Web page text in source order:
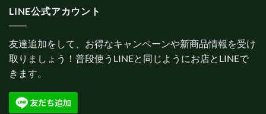
LINE公式アカウント
友達追加をして、お得なキャンペーンや新商品情報を受け
取りましょう！普段使うLINEと同じようにお店とLINEで
きます。